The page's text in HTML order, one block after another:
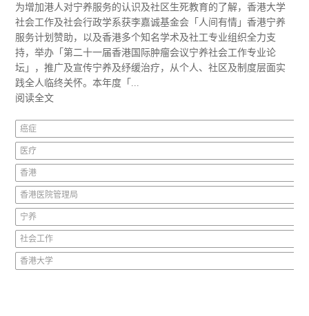
为增加港人对宁养服务的认识及社区生死教育的了解，香港大学
社会工作及社会行政学系获李嘉诚基金会「人间有情」香港宁养
服务计划赞助，以及香港多个知名学术及社工专业组织全力支
持，举办「第二十一届香港国际肿瘤会议宁养社会工作专业论
坛」，推广及宣传宁养及纾缓治疗，从个人、社区及制度层面实
践全人临终关怀。本年度「...
阅读全文
癌症
医疗
香港
香港医院管理局
宁养
社会工作
香港大学